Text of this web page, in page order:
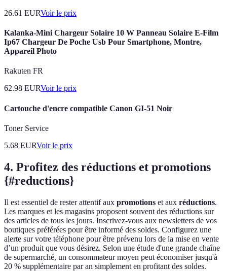
26.61 EURVoir le prix
Kalanka-Mini Chargeur Solaire 10 W Panneau Solaire E-Film
Ip67 Chargeur De Poche Usb Pour Smartphone, Montre,
Appareil Photo
Rakuten FR
62.98 EURVoir le prix
Cartouche d'encre compatible Canon GI-51 Noir
Toner Service
5.68 EURVoir le prix
4. Profitez des réductions et promotions
{#reductions}
Il est essentiel de rester attentif aux promotions et aux réductions.
Les marques et les magasins proposent souvent des réductions sur
des articles de tous les jours. Inscrivez-vous aux newsletters de vos
boutiques préférées pour être informé des soldes. Configurez une
alerte sur votre téléphone pour être prévenu lors de la mise en vente
d’un produit que vous désirez. Selon une étude d'une grande chaîne
de supermarché, un consommateur moyen peut économiser jusqu'à
20 % supplémentaire par an simplement en profitant des soldes.